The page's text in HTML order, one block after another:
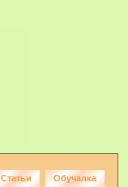
Статьи Обучалка